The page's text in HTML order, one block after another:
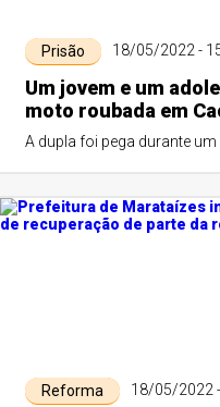
Prisão 18/05/2022 -
Um jovem e um
moto roubada em
A dupla foi pega durante
Reforma 18/05/2022